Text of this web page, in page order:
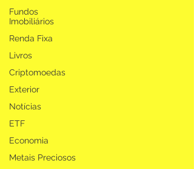
Fundos
Imobiliários
Renda Fixa
Livros
Criptomoedas
Exterior
Notícias
ETF
Economia
Metais Preciosos